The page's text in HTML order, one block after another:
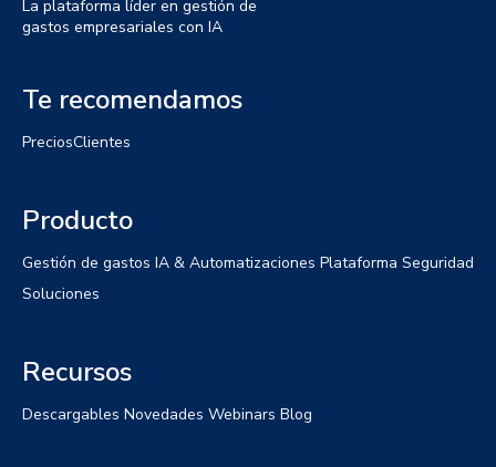
La plataforma líder en gestión de
gastos empresariales con IA
Te recomendamos
PreciosClientes
Producto
Gestión de gastos IA & Automatizaciones Plataforma Seguridad
Soluciones
Recursos
Descargables Novedades Webinars Blog